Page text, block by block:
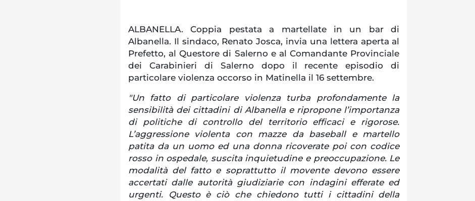
ALBANELLA. Coppia pestata a martellate in un bar di
Albanella. Il sindaco, Renato Josca, invia una lettera aperta al
Prefetto, al Questore di Salerno e al Comandante Provinciale
dei Carabinieri di Salerno dopo il recente episodio di
particolare violenza occorso in Matinella il 16 settembre.
"Un fatto di particolare violenza turba profondamente la
sensibilità dei cittadini di Albanella e ripropone l’importanza
di politiche di controllo del territorio efficaci e rigorose.
L’aggressione violenta con mazze da baseball e martello
patita da un uomo ed una donna ricoverate poi con codice
rosso in ospedale, suscita inquietudine e preoccupazione. Le
modalità del fatto e soprattutto il movente devono essere
accertati dalle autorità giudiziarie con indagini efferate ed
urgenti. Questo è ciò che chiedono tutti i cittadini della